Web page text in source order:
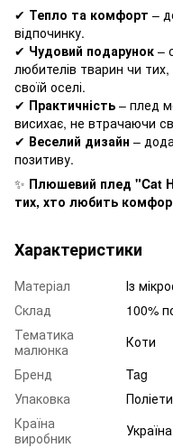
✔ Тепло та комфорт –
відпочинку.
✔ Чудовий подарунок –
любителів тварин чи
своїй оселі.
✔ Практичність – плед
висихає, не втрачаючи
✔ Веселий дизайн –
позитиву.
✨ Плюшевий плед "Cat
тих, хто любить
Характеристики
Матеріал
Із
Склад
100%
Тематика
малюнка
Коти
Бренд
Tag
Упаковка
Країна
виробник
Україна